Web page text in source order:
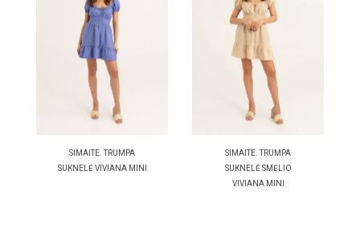
SIMAITE. TRUMPA
SUKNELĖ VIVIANA MINI
SIMAITE. TRUMPA
SUKNELĖ SMĖLIO
VIVIANA MINI